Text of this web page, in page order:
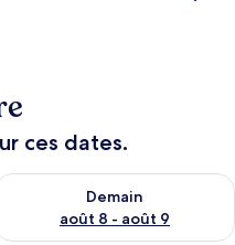
ces dates.
août 7 - août 8
Demain
août 8 - août 9
la disponibilité pour